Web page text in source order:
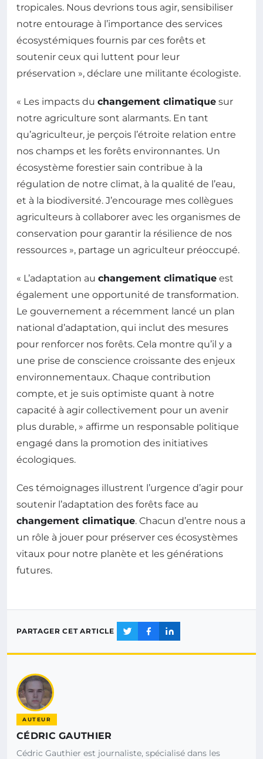
tropicales. Nous devrions tous agir, sensibiliser
notre entourage à l’importance des services
écosystémiques fournis par ces forêts et
soutenir ceux qui luttent pour leur
préservation », déclare une militante écologiste.
« Les impacts du changement climatique sur
notre agriculture sont alarmants. En tant
qu’agriculteur, je perçois l’étroite relation entre
nos champs et les forêts environnantes. Un
écosystème forestier sain contribue à la
régulation de notre climat, à la qualité de l’eau,
et à la biodiversité. J’encourage mes collègues
agriculteurs à collaborer avec les organismes de
conservation pour garantir la résilience de nos
ressources », partage un agriculteur préoccupé.
« L’adaptation au changement climatique est
également une opportunité de transformation.
Le gouvernement a récemment lancé un plan
national d’adaptation, qui inclut des mesures
pour renforcer nos forêts. Cela montre qu’il y a
une prise de conscience croissante des enjeux
environnementaux. Chaque contribution
compte, et je suis optimiste quant à notre
capacité à agir collectivement pour un avenir
plus durable, » affirme un responsable politique
engagé dans la promotion des initiatives
écologiques.
Ces témoignages illustrent l’urgence d’agir pour
soutenir l’adaptation des forêts face au
changement climatique. Chacun d’entre nous a
un rôle à jouer pour préserver ces écosystèmes
vitaux pour notre planète et les générations
futures.
PARTAGER CET ARTICLE
AUTEUR
CÉDRIC GAUTHIER
Cédric Gauthier est journaliste, spécialisé dans les